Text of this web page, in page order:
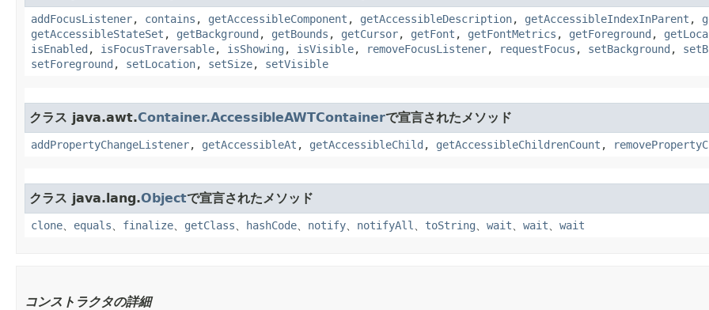
addFocusListener, contains , getAccessibleComponent , getAccessibleDescription, getAccessibleIndexInParent ,
getAccessibleStateSet , getBackground , getBounds , getCursor, getFont , getFontMetrics , getForeground ,
isEnabled , isFocusTraversable, isShowing , isVisible, removeFocusListener, requestFocus , setBackground ,
setForeground , setLocation, setSize, setVisible
クラス java.awt.Container.AccessibleAWTContainerで宣言されたメソッド
addPropertyChangeListener, getAccessibleAt , getAccessibleChild , getAccessibleChildrenCount ,
クラス java.lang.Objectで宣言されたメソッド
clone、 equals、 finalize、 getClass、 hashCode、 notify、 notifyAll、 toString、 wait、 wait、 wait
コンストラクタの詳細